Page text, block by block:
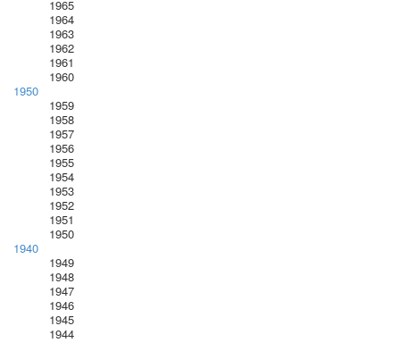
1965
1964
1963
1962
1961
1960
1950
1959
1958
1957
1956
1955
1954
1953
1952
1951
1950
1940
1949
1948
1947
1946
1945
1944